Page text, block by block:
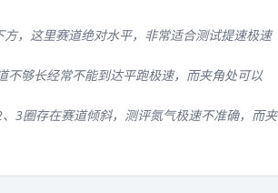
，这里赛道绝对水平，非常适合测试提速极速
不够长经常不能到达平跑极速，而夹角处可以
3圈存在赛道倾斜，测评氮气极速不准确，而夹